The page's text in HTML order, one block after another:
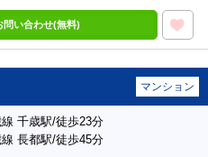
問い合わせ(無料)
マンション
線 千歳駅/徒歩23分
線 長都駅/徒歩45分